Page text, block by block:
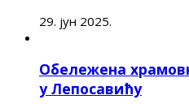
29. јун 2025.
Обележена
у Лепосавићу